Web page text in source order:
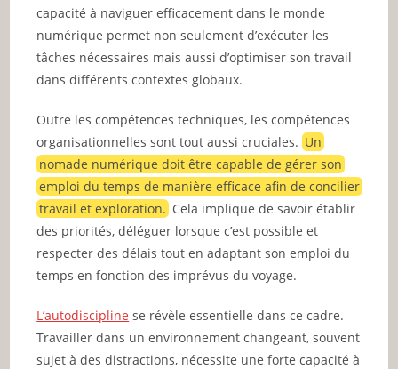
capacité à naviguer efficacement dans le monde
numérique permet non seulement d’exécuter les
tâches nécessaires mais aussi d’optimiser son travail
dans différents contextes globaux.
Outre les compétences techniques, les compétences
organisationnelles sont tout aussi cruciales.Un
nomade numérique doit être capable de gérer son
emploi du temps de manière efficace afin de concilier
travail et exploration. Cela implique de savoir établir
des priorités, déléguer lorsque c’est possible et
respecter des délais tout en adaptant son emploi du
temps en fonction des imprévus du voyage.
L’autodiscipline se révèle essentielle dans ce cadre.
Travailler dans un environnement changeant, souvent
sujet à des distractions, nécessite une forte capacité à